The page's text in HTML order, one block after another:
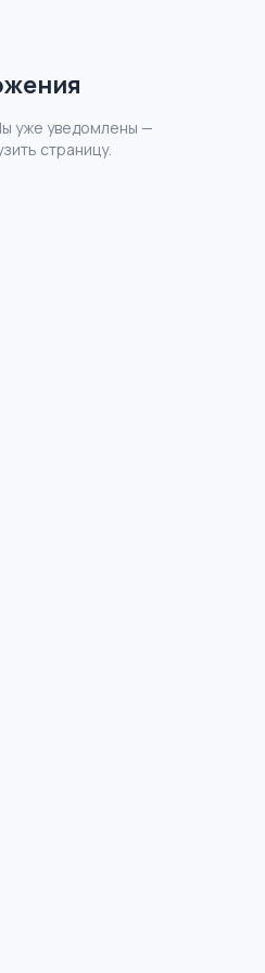
уже уведомлены —
страницу.